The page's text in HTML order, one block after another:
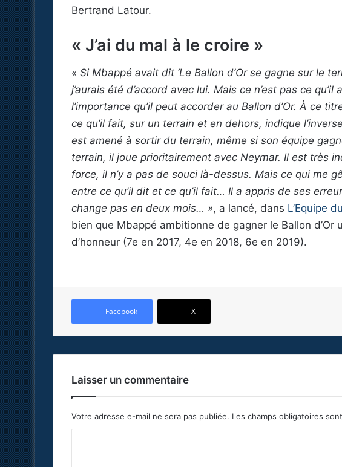
Bertrand Latour.
« J’ai du mal à le croire »
« Si Mbappé avait dit ‘Le Ballon d’Or se gagne sur le
j’aurais été d’accord avec lui. Mais ce n’est pas ce
l’importance qu’il peut accorder au Ballon d’Or. À ce
ce qu’il fait, sur un terrain et en dehors, indique
est amené à sortir du terrain, même si son équipe
terrain, il joue prioritairement avec Neymar. Il est très
force, il n’y a pas de souci là-dessus. Mais ce qui me
entre ce qu’il dit et ce qu’il fait… Il a appris de ses
change pas en deux mois… », a lancé, dans L’Equipe
bien que Mbappé ambitionne de gagner le Ballon d’Or
d’honneur (7e en 2017, 4e en 2018, 6e en 2019).
Facebook X
Laisser un commentaire
Votre adresse e-mail ne sera pas publiée. Les champs obligatoires